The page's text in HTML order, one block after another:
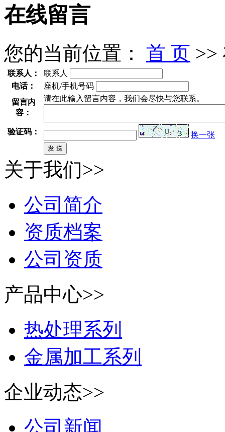
在线留言
您的当前位置： 首 页 >>
联系人：
联系人
电话：
座机/手机号码
留言内
容：
请在此输入留言内容，我们会尽快与您联系。
验证码： 换一张
关于我们>>
公司简介
资质档案
公司资质
产品中心>>
热处理系列
金属加工系列
企业动态>>
公司新闻